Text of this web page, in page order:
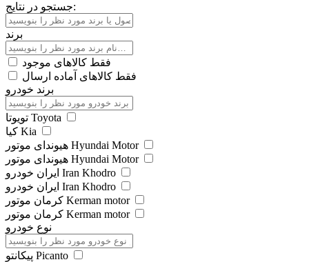
جستجو در نتایج:
برند
فقط کالاهای موجود
فقط کالاهای آماده ارسال
برند خودرو
تویوتا Toyota
کیا Kia
هیوندای موتور Hyundai Motor
هیوندای موتور Hyundai Motor
ایران خودرو Iran Khodro
ایران خودرو Iran Khodro
کرمان موتور Kerman motor
کرمان موتور Kerman motor
نوع خودرو
پیکانتو Picanto